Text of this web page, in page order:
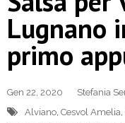
Lugnano
primo
Gen 22, 2020 Stefania
Alviano Cesvol Amelia